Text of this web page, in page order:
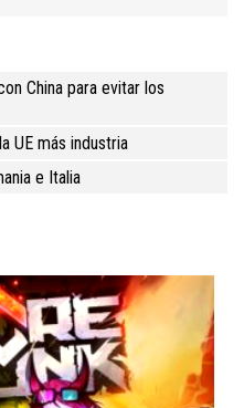
China para evitar los
UE más industria
e Italia